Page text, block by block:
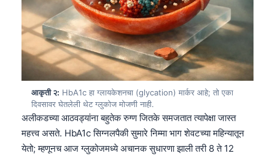
आकृती २: HbA1c हा ग्लायकेशनचा (glycation) मार्कर आहे; तो एका
दिवसावर घेतलेली थेट ग्लुकोज मोजणी नाही.
अलीकडच्या आठवड्यांना बहुतेक रुग्ण जितके समजतात त्यापेक्षा जास्त
महत्त्व असते. HbA1c सिग्नलपैकी सुमारे निम्मा भाग शेवटच्या महिन्यातून
येतो; म्हणूनच आज ग्लुकोजमध्ये अचानक सुधारणा झाली तरी 8 ते 12